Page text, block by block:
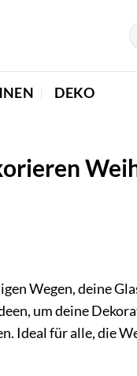
DEKO
Wegen, deine
um deine
Ideal für alle, die